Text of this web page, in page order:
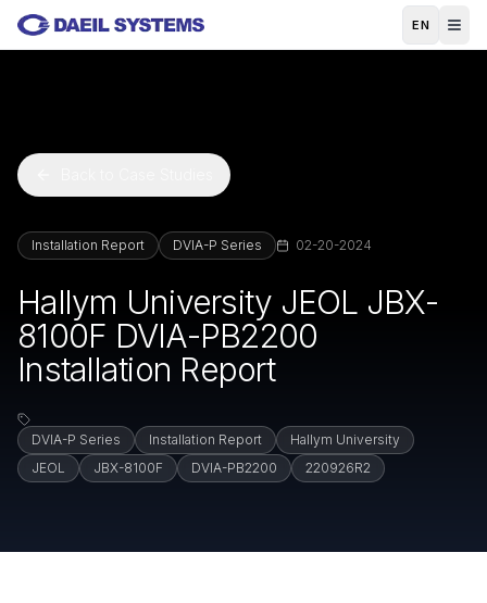
Skip to main content
EN
Installation Report DVIA-P Series 02-20-2024
Hallym University JEOL JBX-
8100F DVIA-PB2200
Installation Report
DVIA-P Series Installation Report
Hallym University
JEOL
JBX-8100F DVIA-PB2200 220926R2